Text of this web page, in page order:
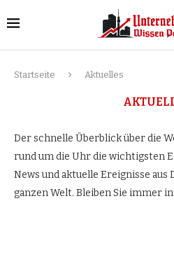
Startseite Aktuelles
Der schnelle Überblick über die
rund um die Uhr die wichtigsten
News und aktuelle Ereignisse aus
ganzen Welt. Bleiben Sie immer